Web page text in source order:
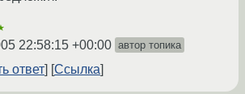
22:58:15 +00:00 автор топика
ответ Ссылка